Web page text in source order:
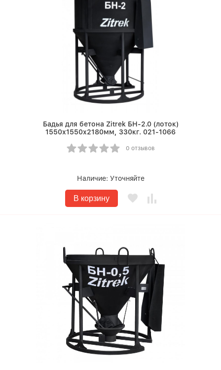
Бадья для бетона Zitrek БН-2.0 (лоток)
1550х1550х2180мм, 330кг. 021-1066
0 отзывов
Наличие: Уточняйте
В корзину